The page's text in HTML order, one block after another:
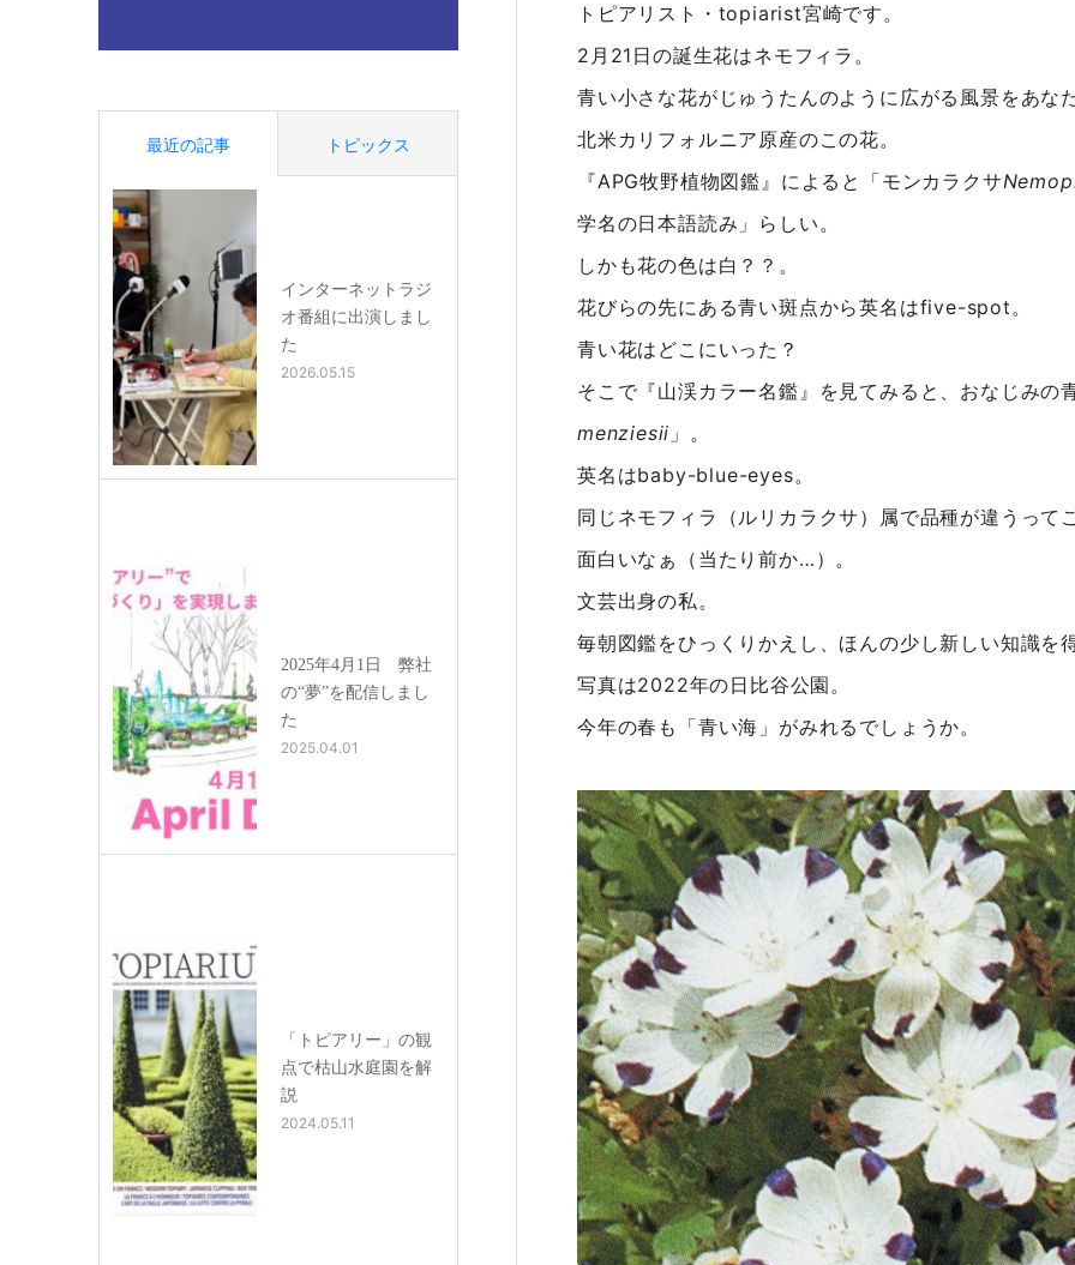
トピアリスト・topiarist宮崎です。
2月21日の誕生花はネモフィラ。
青い小さな花がじゅうたんのように広がる風景をあな
北米カリフォルニア原産のこの花。
『APG牧野植物図鑑』によると「モンカラクサ
学名の日本語読み」らしい。
しかも花の色は白？？。
花びらの先にある青い斑点から英名はfive-spot。
青い花はどこにいった？
そこで『山渓カラー名鑑』を見てみると、おなじみの
menziesii 」。
英名はbaby-blue-eyes。
同じネモフィラ（ルリカラクサ）属で品種が違うって
面白いなぁ（当たり前か…）。
文芸出身の私。
毎朝図鑑をひっくりかえし、ほんの少し新しい知識を
写真は2022年の日比谷公園。
今年の春も「青い海」がみれるでしょうか。
最近の記事 トピックス
インターネットラジ
オ番組に出演しまし
た
2026.05.15
2025年4月1日 弊社
の“夢”を配信しまし
た
2025.04.01
「トピアリー」の観
点で枯山水庭園を解
説
2024.05.11